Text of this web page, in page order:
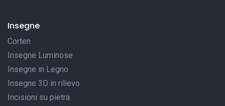
Insegne
Corten
Insegne Luminose
Insegne in Legno
Insegne 3D in rilievo
Incisioni su pietra